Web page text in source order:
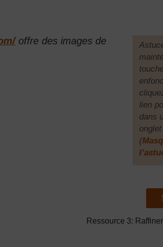
[
lien
dans
onglet
(
offre des images de
Ressource 3: